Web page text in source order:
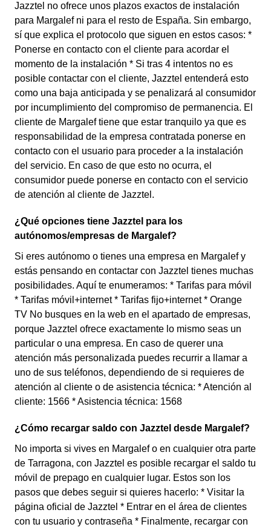
Jazztel no ofrece unos plazos exactos de instalación
para Margalef ni para el resto de España. Sin embargo,
sí que explica el protocolo que siguen en estos casos: *
Ponerse en contacto con el cliente para acordar el
momento de la instalación * Si tras 4 intentos no es
posible contactar con el cliente, Jazztel entenderá esto
como una baja anticipada y se penalizará al consumidor
por incumplimiento del compromiso de permanencia. El
cliente de Margalef tiene que estar tranquilo ya que es
responsabilidad de la empresa contratada ponerse en
contacto con el usuario para proceder a la instalación
del servicio. En caso de que esto no ocurra, el
consumidor puede ponerse en contacto con el servicio
de atención al cliente de Jazztel.
¿Qué opciones tiene Jazztel para los
autónomos/empresas de Margalef?
Si eres autónomo o tienes una empresa en Margalef y
estás pensando en contactar con Jazztel tienes muchas
posibilidades. Aquí te enumeramos: * Tarifas para móvil
* Tarifas móvil+internet * Tarifas fijo+internet * Orange
TV No busques en la web en el apartado de empresas,
porque Jazztel ofrece exactamente lo mismo seas un
particular o una empresa. En caso de querer una
atención más personalizada puedes recurrir a llamar a
uno de sus teléfonos, dependiendo de si requieres de
atención al cliente o de asistencia técnica: * Atención al
cliente: 1566 * Asistencia técnica: 1568
¿Cómo recargar saldo con Jazztel desde Margalef?
No importa si vives en Margalef o en cualquier otra parte
de Tarragona, con Jazztel es posible recargar el saldo tu
móvil de prepago en cualquier lugar. Estos son los
pasos que debes seguir si quieres hacerlo: * Visitar la
página oficial de Jazztel * Entrar en el área de clientes
con tu usuario y contraseña * Finalmente, recargar con